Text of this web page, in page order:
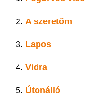
A szeretőm
Lapos
Vidra
Útonálló